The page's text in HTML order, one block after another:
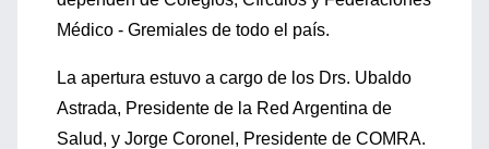
Médico - Gremiales de todo el país.
La apertura estuvo a cargo de los Drs. Ubaldo
Astrada, Presidente de la Red Argentina de
Salud, y Jorge Coronel, Presidente de COMRA.